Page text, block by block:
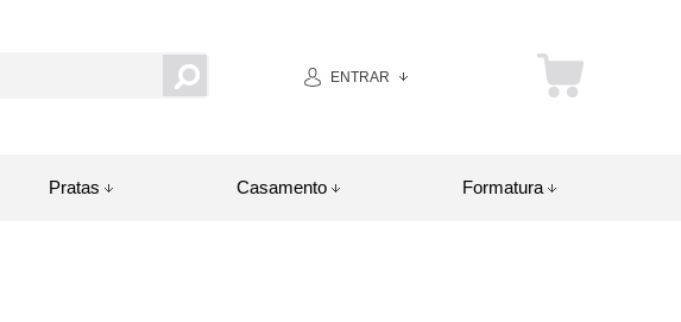
ENTRAR
Pratas Casamento Formatura